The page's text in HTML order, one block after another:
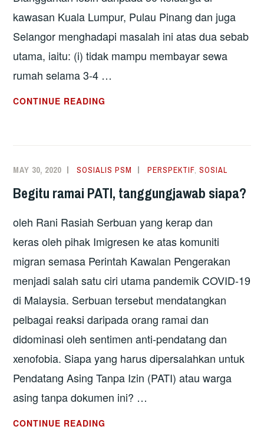
kawasan Kuala Lumpur, Pulau Pinang dan juga
Selangor menghadapi masalah ini atas dua sebab
utama, iaitu: (i) tidak mampu membayar sewa
rumah selama 3-4 …
CONTINUE READING
KEM
MAY 30, 2020 SOSIALIS PSM PERSPEKTIF,SOSIAL
Begitu ramai PATI, tanggungjawab siapa?
oleh Rani Rasiah Serbuan yang kerap dan
keras oleh pihak Imigresen ke atas komuniti
migran semasa Perintah Kawalan Pengerakan
menjadi salah satu ciri utama pandemik COVID-19
di Malaysia. Serbuan tersebut mendatangkan
pelbagai reaksi daripada orang ramai dan
didominasi oleh sentimen anti-pendatang dan
xenofobia. Siapa yang harus dipersalahkan untuk
Pendatang Asing Tanpa Izin (PATI) atau warga
asing tanpa dokumen ini? …
CONTINUE READING